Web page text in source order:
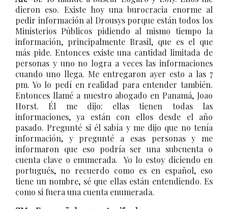
dieron eso. Existe hoy una burocracia enorme al
pedir información al Drousys porque están todos los
Ministerios Públicos pidiendo al mismo tiempo la
información, principalmente Brasil, que es el que
más pide. Entonces existe una cantidad limitada de
personas y uno no logra a veces las informaciones
cuando uno llega. Me entregaron ayer esto a las 7
pm. Yo lo pedí en realidad para entender también.
Entonces llamé a nuestro abogado en Panamá, Joao
Horst. Él me dijo: ellas tienen todas las
informaciones, ya están con ellos desde el año
pasado. Pregunté si él sabía y me dijo que no tenía
información, y pregunté a esas personas y me
informaron que eso podría ser una subcuenta o
cuenta clave o enumerada. Yo lo estoy diciendo en
portugués, no recuerdo como es en español, eso
tiene un nombre, sé que ellas están entendiendo. Es
como si fuera una cuenta enumerada.